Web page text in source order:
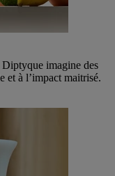
imagine des
et à l’impact maitrisé.